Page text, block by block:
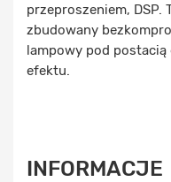
przeproszeniem, DSP.
zbudowany
lampowy pod
efektu.
INFORMACJE